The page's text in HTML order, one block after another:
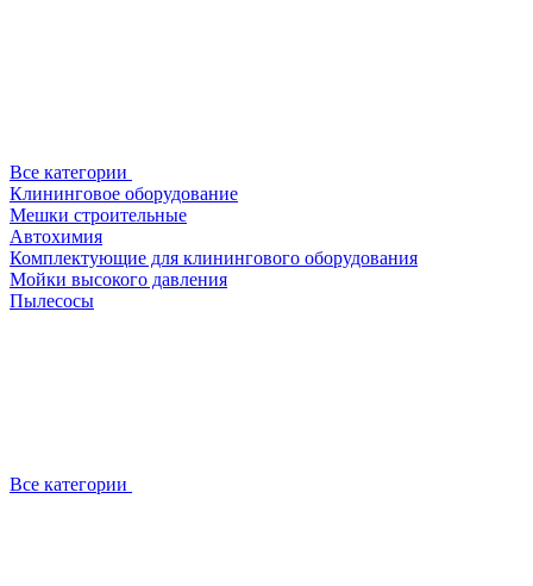
Все категории
Клининговое оборудование
Мешки строительные
Автохимия
Комплектующие для клинингового оборудования
Мойки высокого давления
Пылесосы
Все категории